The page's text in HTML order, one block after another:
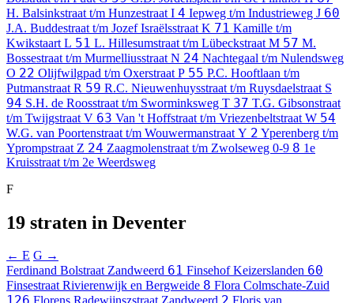
H. Balsinkstraat t/m Hunzestraat I 4 Iepweg t/m Industrieweg J 60
J.A. Buddestraat t/m Jozef Israëlsstraat K 71 Kamille t/m
Kwikstaart L 51 L. Hillesumstraat t/m Lübeckstraat M 57 M.
Bossestraat t/m Murmelliusstraat N 24 Nachtegaal t/m Nulendsweg
O 22 Olijfwilgpad t/m Oxerstraat P 55 P.C. Hooftlaan t/m
Putmanstraat R 59 R.C. Nieuwenhuysstraat t/m Ruysdaelstraat S
94 S.H. de Roosstraat t/m Sworminksweg T 37 T.G. Gibsonstraat
t/m Twijgstraat V 63 Van 't Hoffstraat t/m Vriezenbeltstraat W 54
W.G. van Poortenstraat t/m Wouwermanstraat Y 2 Yperenberg t/m
Yprompstraat Z 24 Zaagmolenstraat t/m Zwolseweg 0-9 8 1e
Kruisstraat t/m 2e Weerdsweg
F
19 straten in Deventer
← E G →
Ferdinand Bolstraat Zandweerd 61 Finsehof Keizerslanden 60
Finsestraat Rivierenwijk en Bergweide 8 Flora Colmschate-Zuid